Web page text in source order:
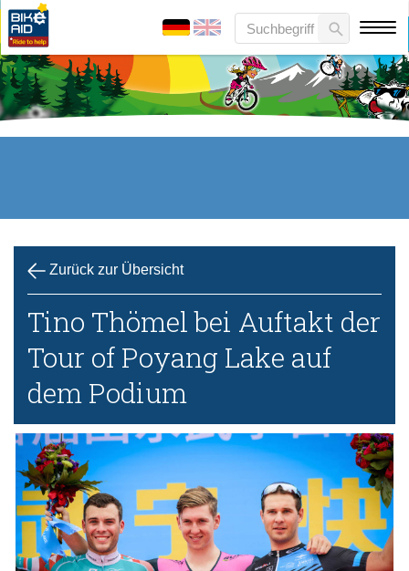
Zurück zur Übersicht
Tino Thömel bei Auftakt der
Tour of Poyang Lake auf
dem Podium